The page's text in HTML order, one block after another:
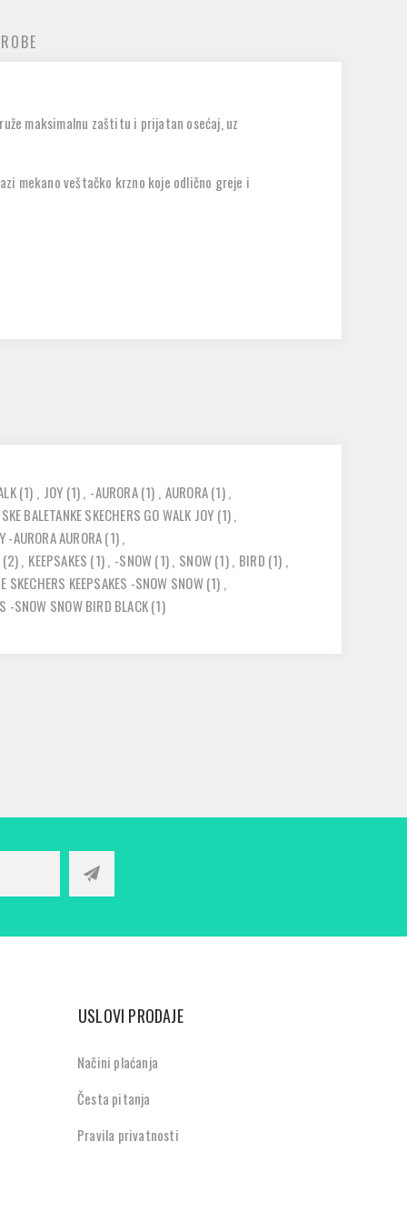
maksimalnu zaštitu i prijatan osećaj, uz
mekano veštačko krzno koje odlično greje i
(1) , JOY (1), -AURORA(1) , AURORA(1),
BALETANKE SKECHERS GO WALK JOY (1),
-AURORA AURORA(1),
(2), KEEPSAKES (1), -SNOW(1), SNOW(1), BIRD (1) ,
SKECHERS KEEPSAKES -SNOW SNOW(1) ,
-SNOW SNOW BIRD BLACK(1)
USLOVI PRODAJE
Načini plaćanja
Česta pitanja
Pravila privatnosti